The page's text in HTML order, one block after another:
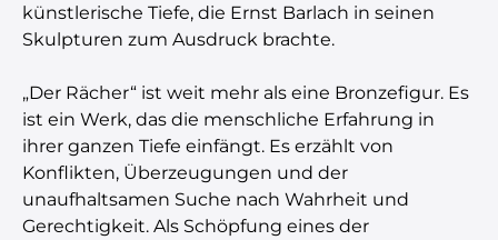
künstlerische Tiefe, die Ernst Barlach in seinen
Skulpturen zum Ausdruck brachte.
„Der Rächer“ ist weit mehr als eine Bronzefigur. Es
ist ein Werk, das die menschliche Erfahrung in
ihrer ganzen Tiefe einfängt. Es erzählt von
Konflikten, Überzeugungen und der
unaufhaltsamen Suche nach Wahrheit und
Gerechtigkeit. Als Schöpfung eines der